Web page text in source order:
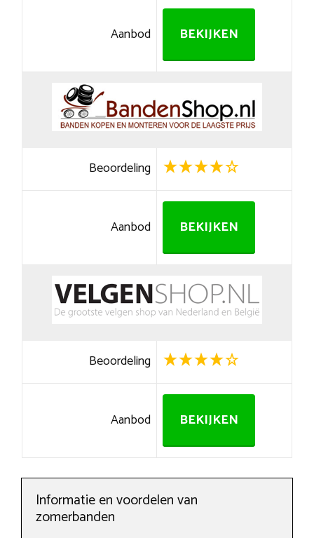
Aanbod BEKIJKEN
Beoordeling
Aanbod BEKIJKEN
Beoordeling
Aanbod BEKIJKEN
Informatie en voordelen van
zomerbanden